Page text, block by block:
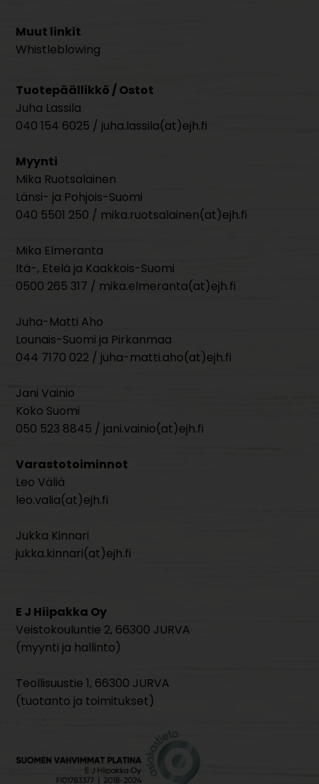
Muut linkit
Whistleblowing
Tuotepäällikkö / Ostot
Juha Lassila
040 154 6025 / juha.lassila(at)ejh.fi
Myynti
Mika Ruotsalainen
Länsi- ja Pohjois-Suomi
040 5501 250 / mika.ruotsalainen(at)ejh.fi
Mika Elmeranta
Itä-, Etelä ja Kaakkois-Suomi
0500 265 317 / mika.elmeranta(at)ejh.fi
Juha-Matti Aho
Lounais-Suomi ja Pirkanmaa
044 7170 022 / juha-matti.aho(at)ejh.fi
Jani Vainio
Koko Suomi
050 523 8845 / jani.vainio(at)ejh.fi
Varastotoiminnot
Leo Väliä
leo.valia(at)ejh.fi
Jukka Kinnari
jukka.kinnari(at)ejh.fi
E J Hiipakka Oy
Veistokouluntie 2, 66300 JURVA
(myynti ja hallinto)
Teollisuustie 1, 66300 JURVA
(tuotanto ja toimitukset)